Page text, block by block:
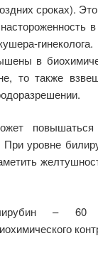
сроках).
в
то также
При уровне
– 60